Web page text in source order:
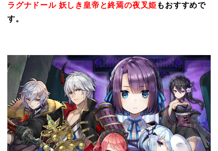
ラグナドール 妖しき皇帝と終焉の夜叉姫 もおすすめで
す。